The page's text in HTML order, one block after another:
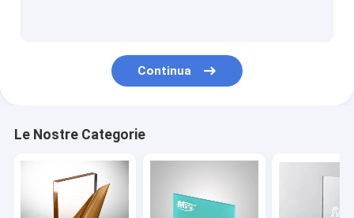
Casa
Circa noi
Continua
Le Nostre Categorie